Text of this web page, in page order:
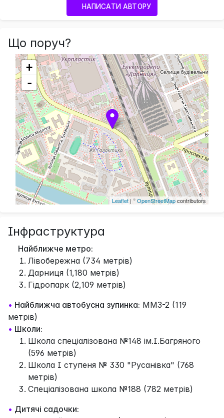
НАПИСАТИ АВТОРУ
Що поруч?
+
-
Leaflet | ©OpenStreetMapcontributors
Інфраструктура
Найближче метро:
Лівобережна (734 метрів)
Дарниця (1,180 метрів)
Гідропарк (2,109 метрів)
• Найближча автобусна зупинка: ММЗ-2 (119
метрів)
• Школи:
Школа спеціалізована №148 ім.І.Багряного
(596 метрів)
Школа І ступеня № 330 "Русанівка" (768
метрів)
Спеціалізована школа №188 (782 метрів)
• Дитячі садочки: